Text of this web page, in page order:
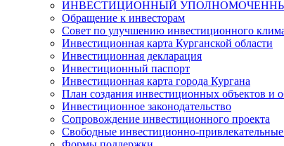
ИНВЕСТИЦИОННЫЙ
Обращение к инвесторам
Совет по улучшению инвестиционного
Инвестиционная карта Курганской области
Инвестиционная декларация
Инвестиционный паспорт
Инвестиционная карта города Кургана
План создания инвестиционных объектов и
Инвестиционное законодательство
Сопровождение инвестиционного проекта
Свободные инвестиционно-